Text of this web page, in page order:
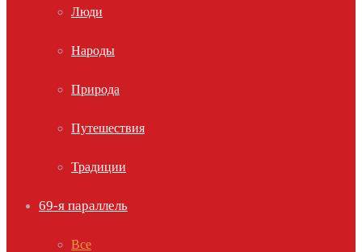
Люди
Народы
Природа
Путешествия
Традиции
69-я параллель
Все